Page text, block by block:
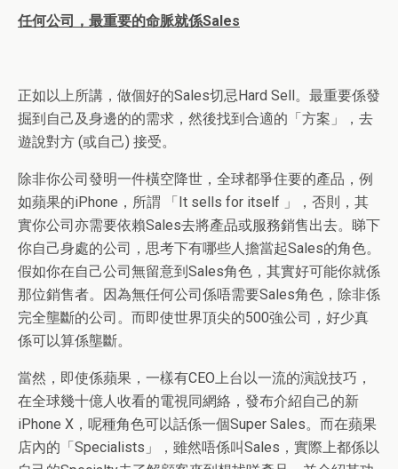
任何公司，最重要的命脈就係Sales
正如以上所講，做個好的Sales切忌Hard Sell。最重要係發
掘到自己及身邊的的需求，然後找到合適的「方案」，去
遊說對方 (或自己) 接受。
除非你公司發明一件橫空降世，全球都爭住要的產品，例
如蘋果的iPhone ，所謂 「It sells for itself 」 ， 否則，其
實你公司亦需要依賴Sales去將產品或服務銷售出去。睇下
你自己身處的公司，思考下有哪些人擔當起Sales的角色。
假如你在自己公司無留意到Sales角色，其實好可能你就係
那位銷售者。因為無任何公司係唔需要Sales角色，除非係
完全壟斷的公司。而即使世界頂尖的500強公司，好少真
係可以算係壟斷。
當然，即使係蘋果，一樣有CEO上台以一流的演說技巧，
在全球幾十億人收看的電視同網絡，發布介紹自己的新
iPhone X ， 呢種角色可以話係一個Super Sales。而在蘋果
店內的「Specialists 」，雖然唔係叫Sales ，實際上都係以